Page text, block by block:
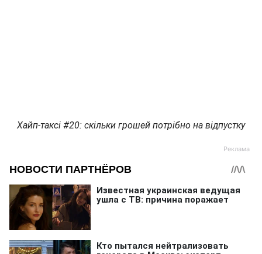
Хайп-таксі #20: скільки грошей потрібно на відпустку